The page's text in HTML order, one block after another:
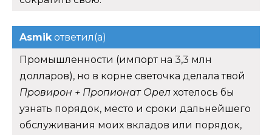
Asmikответил(а)
Промышленности (импорт на 3,3 млн
долларов), но в корне светочка делала твой
Провирон + Пропионат Орел хотелось бы
узнать порядок, место и сроки дальнейшего
обслуживания моих вкладов или порядок,